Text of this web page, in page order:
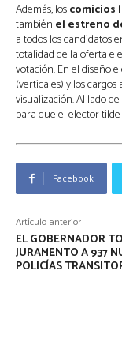
Además, loscomicios
también el estreno
a todos los candidatos
totalidad de la oferta
votación. En el diseño
(verticales) y los
visualización. Al lado
para que el elector tilde
Facebook
Artículo anterior
EL GOBERNADOR
JURAMENTO A 937
POLICÍAS